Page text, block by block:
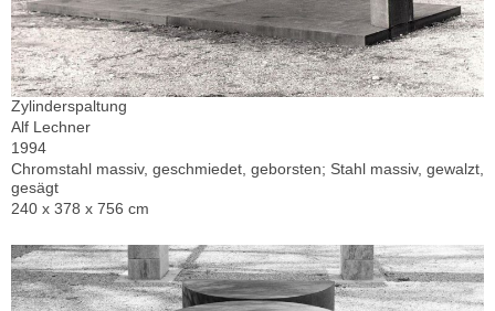
Zylinderspaltung
Alf Lechner
1994
Chromstahl massiv, geschmiedet, geborsten; Stahl massiv, gewalzt,
gesägt
240 x 378 x 756 cm